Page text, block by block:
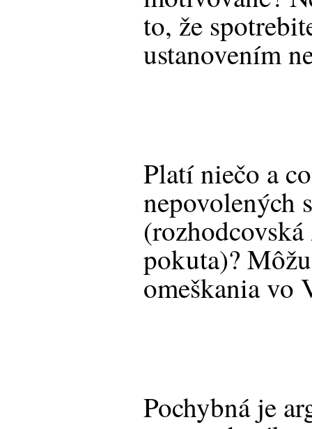
to, že
ustanovením
Platí niečo a
nepovolených
pokuta)?
omeškania vo
Pochybná je